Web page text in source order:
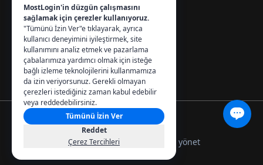
İletişim:
info@mostlogin.com
© 2026 MostLogin. Tüm hakları saklıdır.
Gizlilik PolitikasıKullanım Şartları Çerezleri yönet
MostLogin'in düzgün çalışmasını
sağlamak için çerezler kullanıyoruz.
"Tümünü İzin Ver"e tıklayarak, ayrıca
kullanıcı deneyimini iyileştirmek, site
kullanımını analiz etmek ve pazarlama
çabalarımıza yardımcı olmak için isteğe
bağlı izleme teknolojilerini kullanmamıza
da izin veriyorsunuz. Gerekli olmayan
çerezleri istediğiniz zaman kabul edebilir
veya reddedebilirsiniz.
Tümünü İzin Ver
Reddet
Çerez Tercihleri